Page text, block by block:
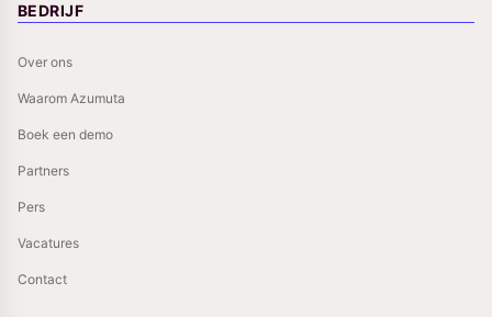
BEDRIJF
Over ons
Waarom Azumuta
Boek een demo
Partners
Pers
Vacatures
Contact